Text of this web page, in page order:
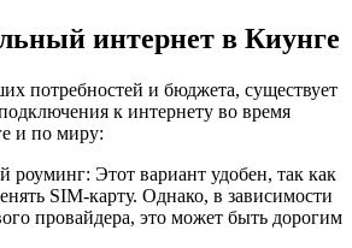
интернет в Киунге
потребностей и бюджета, существует
к интернету во время
и по миру:
Этот вариант удобен, так как
SIM-карту. Однако, в зависимости
провайдера, это может быть дорогим